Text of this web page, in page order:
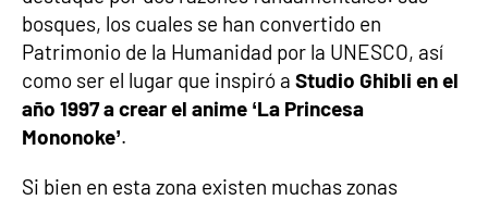
bosques, los cuales se han convertido en
Patrimonio de la Humanidad por la UNESCO, así
como ser el lugar que inspiró a Studio Ghibli en el
año 1997 a crear el anime ‘La Princesa
Mononoke’.
Si bien en esta zona existen muchas zonas